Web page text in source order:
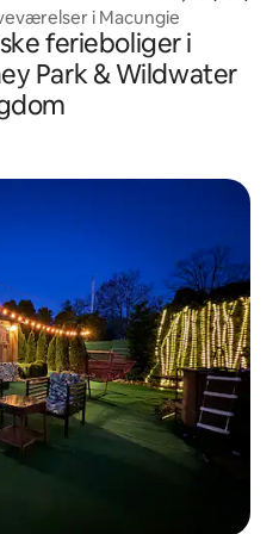
i Macungie
ferieboliger i
Park & Wildwater